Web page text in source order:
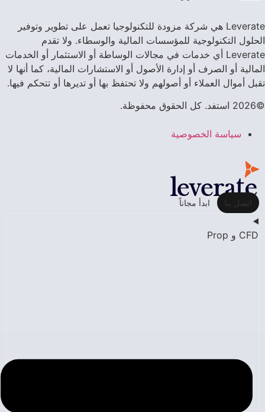
Leverate هي شركة مزودة للتكنولوجيا تعمل على تطوير وتوفير
الحلول التكنولوجية للمؤسسات المالية والوسطاء. ولا تقدم
Leverate أي خدمات في مجالات الوساطة أو الاستثمار أو الخدمات
المالية أو الصرف أو إدارة الأصول أو الاستشارات المالية، كما أنها لا
تقبل أموال العملاء أو أصولهم ولا تحتفظ بها أو تديرها أو تتحكم فيها.
©2026 استفد. كل الحقوق محفوظة.
سياسة الخصوصية
اتصل بنا ابدأ مجاناً
CFD و Prop